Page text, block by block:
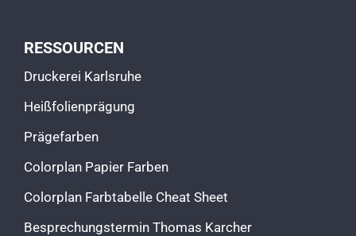
RESSOURCEN
Druckerei Karlsruhe
Heißfolienprägung
Prägefarben
Colorplan Papier Farben
Colorplan Farbtabelle Cheat Sheet
Besprechungstermin Thomas Karcher